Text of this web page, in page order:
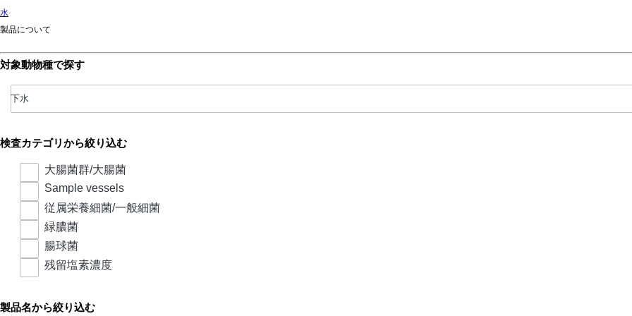
水
製品について
対象動物種で探す
検査カテゴリから絞り込む
大腸菌群/大腸菌
Sample vessels
従属栄養細菌/一般細菌
緑膿菌
腸球菌
残留塩素濃度
製品名から絞り込む